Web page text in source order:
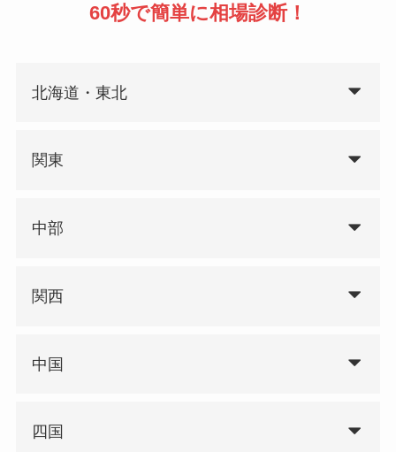
60秒で簡単に相場診断！
北海道・東北
関東
中部
関西
中国
四国